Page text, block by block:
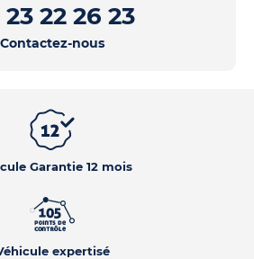
Garantie 12 mois
expertisé
22 26 23
Contactez-nous